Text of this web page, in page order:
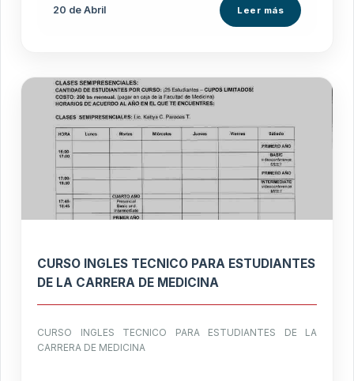
20 de Abril Leer más
CURSO INGLES TECNICO PARA ESTUDIANTES
DE LA CARRERA DE MEDICINA
CURSO INGLES TECNICO PARA ESTUDIANTES DE LA
CARRERA DE MEDICINA